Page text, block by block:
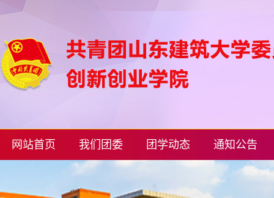
网站首页 我们团委 团学动态 通知公告